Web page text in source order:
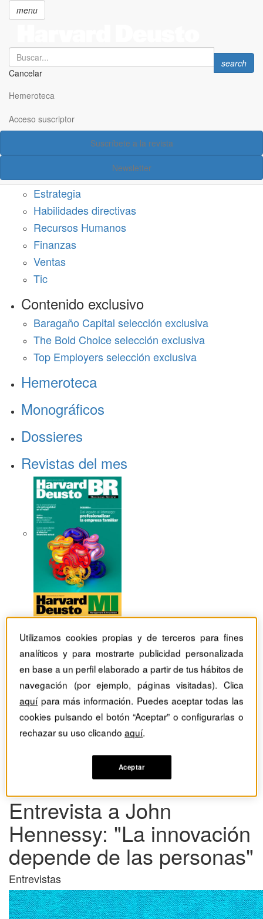
principal
menu
Search
Cancelar
Search
search
Hemeroteca
Acceso suscriptor
Suscríbete a la revista
Newsletter
Acceso suscriptor
Estrategia
Habilidades directivas
Recursos Humanos
Finanzas
Ventas
Tic
Contenido exclusivo
Baragaño Capital selección exclusiva
The Bold Choice selección exclusiva
Top Employers selección exclusiva
Hemeroteca
Monográficos
Dossieres
Revistas del mes
Revistas Harvard Deusto
Estrategia
Entrevista a John Hennessy: "La innovación depende de
Entrevista a John
Hennessy: "La innovación
depende de las personas"
Entrevistas
Utilizamos cookies propias y de terceros para fines
analíticos y para mostrarte publicidad personalizada
en base a un perfil elaborado a partir de tus hábitos de
navegación (por ejemplo, páginas visitadas). Clica
aquípara más información. Puedes aceptar todas las
cookies pulsando el botón “Aceptar” o configurarlas o
rechazar su uso clicandoaquí.
Aceptar